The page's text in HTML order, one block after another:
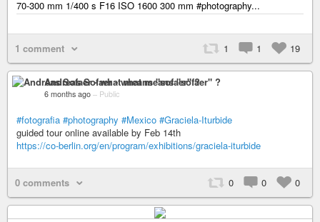
70-300 mm 1/400 s F16 ISO 1600 300 mm #photography...
1 comment 1 1 19
Andreas Sofaer - what means "sofaer" ?
6 months ago – Public
#fotografia #photography #Mexico #Graciela-Iturbide
guided tour online available by Feb 14th
https://co-berlin.org/en/program/exhibitions/graciela-iturbide
0 comments 0 0 0